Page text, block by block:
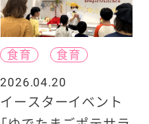
食育
食育
2026.04.20
イースターイベント